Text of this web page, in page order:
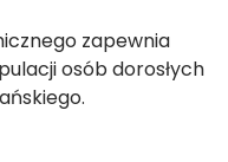
zapewnia
osób dorosłych